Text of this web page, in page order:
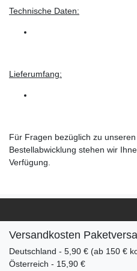
Technische Daten:
Lieferumfang:
Für Fragen bezüglich zu
Bestellabwicklung stehen wir
Verfügung.
Versandkosten
Deutschland - 5,90 € (ab 150 €
Österreich - 15,90 €